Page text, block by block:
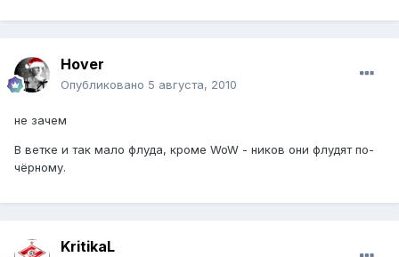
Hover
Опубликовано 5 августа, 2010
не зачем
В ветке и так мало флуда, кроме WoW - ников они флудят по-
чёрному.
KritikaL